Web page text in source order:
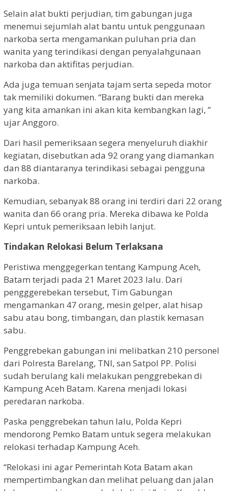
Selain alat bukti perjudian, tim gabungan juga
menemui sejumlah alat bantu untuk penggunaan
narkoba serta mengamankan puluhan pria dan
wanita yang terindikasi dengan penyalahgunaan
narkoba dan aktifitas perjudian.
Ada juga temuan senjata tajam serta sepeda motor
tak memiliki dokumen. “Barang bukti dan mereka
yang kita amankan ini akan kita kembangkan lagi, ”
ujar Anggoro.
Dari hasil pemeriksaan segera menyeluruh diakhir
kegiatan, disebutkan ada 92 orang yang diamankan
dan 88 diantaranya terindikasi sebagai pengguna
narkoba.
Kemudian, sebanyak 88 orang ini terdiri dari 22 orang
wanita dan 66 orang pria. Mereka dibawa ke Polda
Kepri untuk pemeriksaan lebih lanjut.
Tindakan Relokasi Belum Terlaksana
Peristiwa menggegerkan tentang Kampung Aceh,
Batam terjadi pada 21 Maret 2023 lalu. Dari
pengggerebekan tersebut, Tim Gabungan
mengamankan 47 orang, mesin gelper, alat hisap
sabu atau bong, timbangan, dan plastik kemasan
sabu.
Penggrebekan gabungan ini melibatkan 210 personel
dari Polresta Barelang, TNI, san Satpol PP. Polisi
sudah berulang kali melakukan penggrebekan di
Kampung Aceh Batam. Karena menjadi lokasi
peredaran narkoba.
Paska penggrebekan tahun lalu, Polda Kepri
mendorong Pemko Batam untuk segera melakukan
relokasi terhadap Kampung Aceh.
“Relokasi ini agar Pemerintah Kota Batam akan
mempertimbangkan dan melihat peluang dan jalan